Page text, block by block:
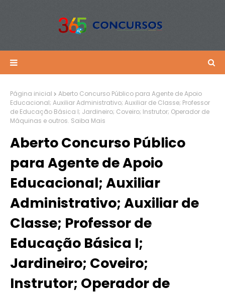
Página inicial
Aberto Concurso Público para Agente de Apoio
Educacional; Auxiliar Administrativo; Auxiliar de Classe; Professor
de Educação Básica I; Jardineiro; Coveiro; Instrutor; Operador de
Máquinas e outros. Saiba Mais
Aberto Concurso Público
para Agente de Apoio
Educacional; Auxiliar
Administrativo; Auxiliar de
Classe; Professor de
Educação Básica I;
Jardineiro; Coveiro;
Instrutor; Operador de